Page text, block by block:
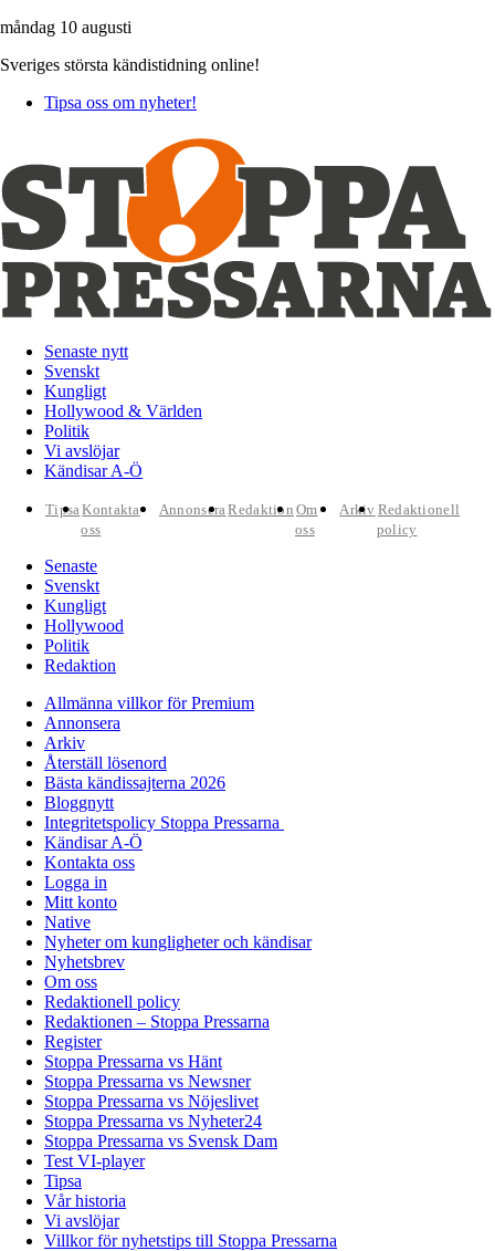
måndag 10 augusti
Sveriges största kändistidning online!
Tipsa oss om nyheter!
Senaste nytt
Svenskt
Kungligt
Hollywood & Världen
Politik
Vi avslöjar
Kändisar A-Ö
TipsaKontakta
oss
AnnonseraRedaktion Om
oss
Arkiv Redaktionell
policy
Senaste
Svenskt
Kungligt
Hollywood
Politik
Redaktion
Allmänna villkor för Premium
Annonsera
Arkiv
Återställ lösenord
Bästa kändissajterna 2026
Bloggnytt
Integritetspolicy Stoppa Pressarna
Kändisar A-Ö
Kontakta oss
Logga in
Mitt konto
Native
Nyheter om kungligheter och kändisar
Nyhetsbrev
Om oss
Redaktionell policy
Redaktionen – Stoppa Pressarna
Register
Stoppa Pressarna vs Hänt
Stoppa Pressarna vs Newsner
Stoppa Pressarna vs Nöjeslivet
Stoppa Pressarna vs Nyheter24
Stoppa Pressarna vs Svensk Dam
Test VI-player
Tipsa
Vår historia
Vi avslöjar
Villkor för nyhetstips till Stoppa Pressarna